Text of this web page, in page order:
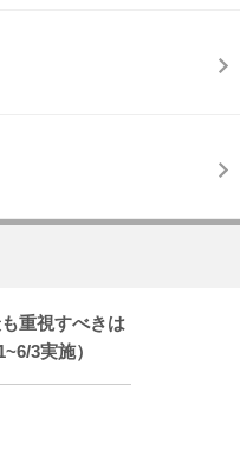
重視すべきは
3実施）